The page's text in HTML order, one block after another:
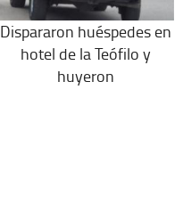
Dispararon huéspedes en
hotel de la Teófilo y
huyeron